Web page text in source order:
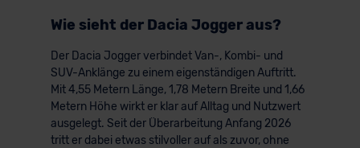
Wie sieht der Dacia Jogger aus?
Der Dacia Jogger verbindet Van-, Kombi- und
SUV-Anklänge zu einem eigenständigen Auftritt.
Mit 4,55 Metern Länge, 1,78 Metern Breite und 1,66
Metern Höhe wirkt er klar auf Alltag und Nutzwert
ausgelegt. Seit der Überarbeitung Anfang 2026
tritt er dabei etwas stilvoller auf als zuvor, ohne